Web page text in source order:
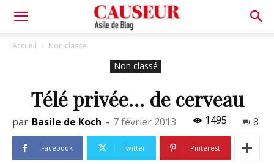
Asile
Blog
Accueil Non classé
Non classé
Télé privée… de cerveau
par Basile de Koch - 7 février 2013 1495 8
Facebook Twitter Pinterest